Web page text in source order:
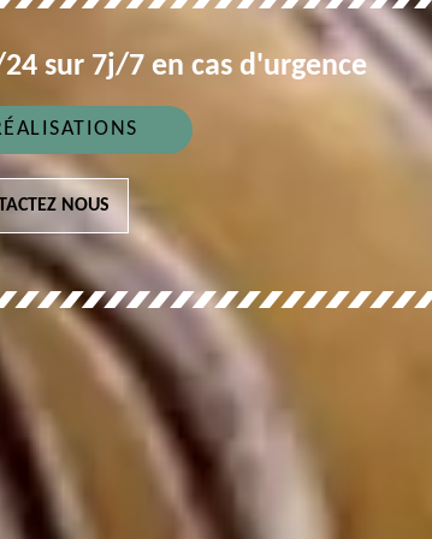
sur 7j/7 en cas d'urgence
NOUS